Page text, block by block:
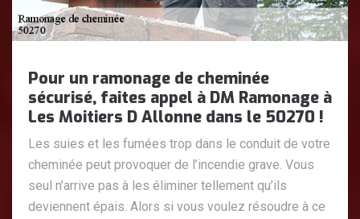
Pour un ramonage de cheminée
sécurisé, faites appel à DM Ramonage à
Les Moitiers D Allonne dans le 50270 !
Les suies et les fumées trop dans le conduit de votre
cheminée peut provoquer de l’incendie grave. Vous
seul n’arrive pas à les éliminer tellement qu’ils
deviennent épais. Alors si vous voulez résoudre à ce